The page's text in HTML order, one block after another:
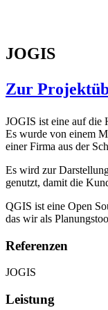
JOGIS
Zur
JOGIS ist eine auf die
Es wurde von einem
einer Firma aus der
Es wird zur
genutzt, damit die
QGIS ist eine Open
das wir als
Referenzen
JOGIS
Leistung